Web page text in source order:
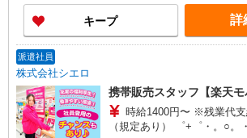
い・週払い可能（規程有）
+゜・。○。・゜+゜
キープ 詳
派遣社員
株式会社シエロ
携帯販売スタッフ【楽天モ
時給1400円〜 ※残業代
（規定あり） ゜+゜・。○。・゜+゜・。○。・゜